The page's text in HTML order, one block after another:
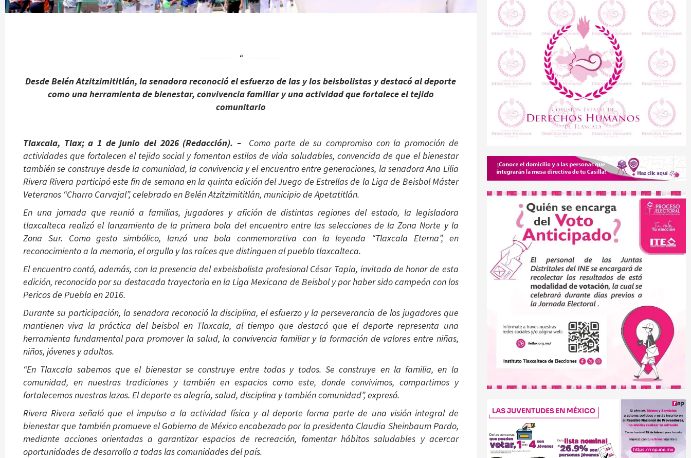
Desde Belén Atzitzimititlán, la senadora reconoció el esfuerzo de las y los beisbolistas y destacó al deporte
como una herramienta de bienestar, convivencia familiar y una actividad que fortalece el tejido
comunitario
Tlaxcala, Tlax; a 1 de junio del 2026 (Redacción). – Como parte de su compromiso con la promoción de
actividades que fortalecen el tejido social y fomentan estilos de vida saludables, convencida de que el bienestar
también se construye desde la comunidad, la convivencia y el encuentro entre generaciones, la senadora Ana Lilia
Rivera Rivera participó este fin de semana en la quinta edición del Juego de Estrellas de la Liga de Beisbol Máster
Veteranos “Charro Carvajal”, celebrado en Belén Atzitzimititlán, municipio de Apetatitlán.
En una jornada que reunió a familias, jugadores y afición de distintas regiones del estado, la legisladora
tlaxcalteca realizó el lanzamiento de la primera bola del encuentro entre las selecciones de la Zona Norte y la
Zona Sur. Como gesto simbólico, lanzó una bola conmemorativa con la leyenda “Tlaxcala Eterna”, en
reconocimiento a la memoria, el orgullo y las raíces que distinguen al pueblo tlaxcalteca.
El encuentro contó, además, con la presencia del exbeisbolista profesional César Tapia, invitado de honor de esta
edición, reconocido por su destacada trayectoria en la Liga Mexicana de Beisbol y por haber sido campeón con los
Pericos de Puebla en 2016.
Durante su participación, la senadora reconoció la disciplina, el esfuerzo y la perseverancia de los jugadores que
mantienen viva la práctica del beisbol en Tlaxcala, al tiempo que destacó que el deporte representa una
herramienta fundamental para promover la salud, la convivencia familiar y la formación de valores entre niñas,
niños, jóvenes y adultos.
“En Tlaxcala sabemos que el bienestar se construye entre todas y todos. Se construye en la familia, en la
comunidad, en nuestras tradiciones y también en espacios como este, donde convivimos, compartimos y
fortalecemos nuestros lazos. El deporte es alegría, salud, disciplina y también comunidad”, expresó.
Rivera Rivera señaló que el impulso a la actividad física y al deporte forma parte de una visión integral de
bienestar que también promueve el Gobierno de México encabezado por la presidenta Claudia Sheinbaum Pardo,
mediante acciones orientadas a garantizar espacios de recreación, fomentar hábitos saludables y acercar
oportunidades de desarrollo a todas las comunidades del país.